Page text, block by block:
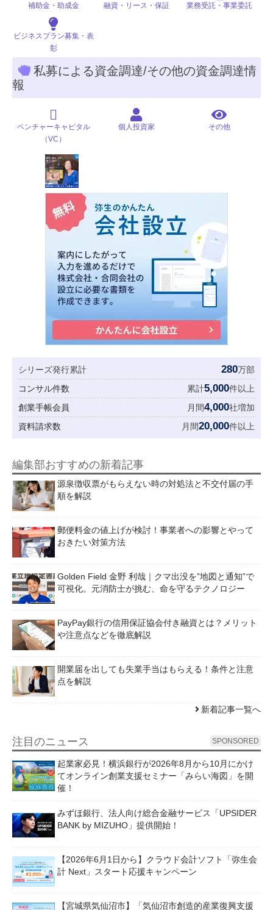
補助金・助成金 融資・リース・保証 業務受託・事業委託
ビジネスプラン募集・表
彰
私募による資金調達/その他の資金調達情
報
ベンチャーキャピタル
（VC）
個人投資家 その他
シリーズ発行累計 280万部
コンサル件数
累計5,000件以上
創業手帳会員
月間4,000社増加
資料請求数
月間20,000件以上
編集部おすすめの新着記事
源泉徴収票がもらえない時の対処法と不交付届の手
順を解説
郵便料金の値上げが検討！事業者への影響とやって
おきたい対策方法
Golden Field 金野 利哉｜クマ出没を”地図と通知”で
可視化。元消防士が挑む、命を守るテクノロジー
PayPay銀行の信用保証協会付き融資とは？メリット
や注意点などを徹底解説
開業届を出しても失業手当はもらえる！条件と注意
点を解説
新着記事一覧へ
注目のニュース SPONSORED
起業家必見！横浜銀行が2026年8月から10月にかけ
てオンライン創業支援セミナー「みらい海図」を開
催！
みずほ銀行、法人向け総合金融サービス「UPSIDER
BANK by MIZUHO」提供開始！
【2026年6月1日から】クラウド会計ソフト「弥生会
計 Next」スタート応援キャンペーン
【宮城県気仙沼市】「気仙沼市創造的産業復興支援